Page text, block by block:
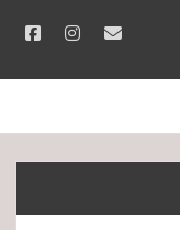
facebookinstagram
email